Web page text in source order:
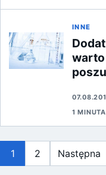
INNE
warto
1
Stronicowanie
1 2 Następna